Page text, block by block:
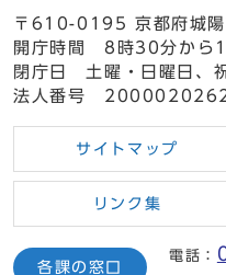
〒610-0195 京都府城陽
開庁時間 8時30分から
閉庁日 土曜・日曜日、
法人番号
サイトマップ
リンク集
各課の窓口
電話：